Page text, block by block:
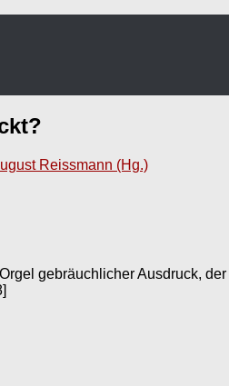
?
Reissmann (Hg.)
gebräuchlicher Ausdruck,